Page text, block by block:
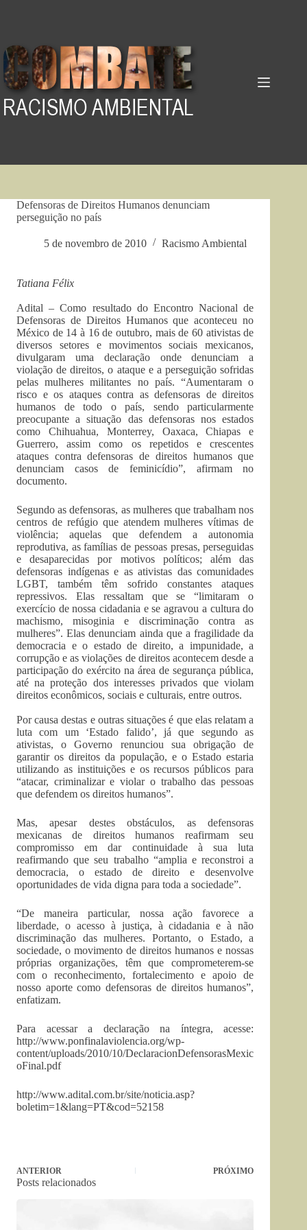
Defensoras de Direitos Humanos denunciam
perseguição no país
5 de novembro de 2010 Racismo Ambiental
Tatiana Félix
Adital – Como resultado do Encontro Nacional de
Defensoras de Direitos Humanos que aconteceu no
México de 14 à 16 de outubro, mais de 60 ativistas de
diversos setores e movimentos sociais mexicanos,
divulgaram uma declaração onde denunciam a
violação de direitos, o ataque e a perseguição sofridas
pelas mulheres militantes no país. “Aumentaram o
risco e os ataques contra as defensoras de direitos
humanos de todo o país, sendo particularmente
preocupante a situação das defensoras nos estados
como Chihuahua, Monterrey, Oaxaca, Chiapas e
Guerrero, assim como os repetidos e crescentes
ataques contra defensoras de direitos humanos que
denunciam casos de feminicídio”, afirmam no
documento.
Segundo as defensoras, as mulheres que trabalham nos
centros de refúgio que atendem mulheres vítimas de
violência; aquelas que defendem a autonomia
reprodutiva, as famílias de pessoas presas, perseguidas
e desaparecidas por motivos políticos; além das
defensoras indígenas e as ativistas das comunidades
LGBT, também têm sofrido constantes ataques
repressivos. Elas ressaltam que se “limitaram o
exercício de nossa cidadania e se agravou a cultura do
machismo, misoginia e discriminação contra as
mulheres”. Elas denunciam ainda que a fragilidade da
democracia e o estado de direito, a impunidade, a
corrupção e as violações de direitos acontecem desde a
participação do exército na área de segurança pública,
até na proteção dos interesses privados que violam
direitos econômicos, sociais e culturais, entre outros.
Por causa destas e outras situações é que elas relatam a
luta com um ‘Estado falido’, já que segundo as
ativistas, o Governo renunciou sua obrigação de
garantir os direitos da população, e o Estado estaria
utilizando as instituições e os recursos públicos para
“atacar, criminalizar e violar o trabalho das pessoas
que defendem os direitos humanos”.
Mas, apesar destes obstáculos, as defensoras
mexicanas de direitos humanos reafirmam seu
compromisso em dar continuidade à sua luta
reafirmando que seu trabalho “amplia e reconstroi a
democracia, o estado de direito e desenvolve
oportunidades de vida digna para toda a sociedade”.
“De maneira particular, nossa ação favorece a
liberdade, o acesso à justiça, à cidadania e à não
discriminação das mulheres. Portanto, o Estado, a
sociedade, o movimento de direitos humanos e nossas
próprias organizações, têm que comprometerem-se
com o reconhecimento, fortalecimento e apoio de
nosso aporte como defensoras de direitos humanos”,
enfatizam.
Para acessar a declaração na íntegra, acesse:
http://www.ponfinalaviolencia.org/wp-
content/uploads/2010/10/DeclaracionDefensorasMexic
oFinal.pdf
http://www.adital.com.br/site/noticia.asp?
boletim=1&lang=PT&cod=52158
ANTERIOR PRÓXIMO
Posts relacionados